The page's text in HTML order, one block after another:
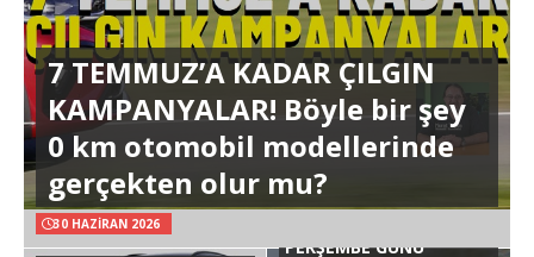
7 TEMMUZ’A KADAR ÇILGIN
KAMPANYALAR! Böyle bir şey
0 km otomobil modellerinde
gerçekten olur mu?
30 HAZIRAN 2026
PERŞEMBE GÜNÜ